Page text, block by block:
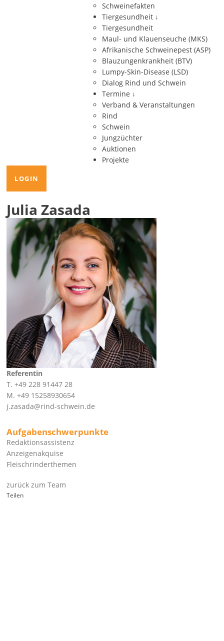
Schweinefakten
Tiergesundheit ↓
Tiergesundheit
Maul- und Klauenseuche (MKS)
Afrikanische Schweinepest (ASP)
Blauzungenkrankheit (BTV)
Lumpy-Skin-Disease (LSD)
Dialog Rind und Schwein
Termine ↓
Verband & Veranstaltungen
Rind
Schwein
Jungzüchter
Auktionen
Projekte
LOGIN
Julia Zasada
Referentin
T. +49 228 91447 28
M. +49 15258930654
j.zasada@rind-schwein.de
Aufgabenschwerpunkte
Redaktionsassistenz
Anzeigenakquise
Fleischrinderthemen
zurück zum Team
Teilen